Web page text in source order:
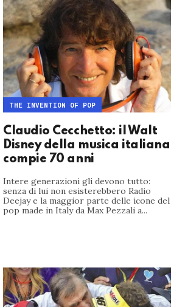
Claudio Cecchetto: il Walt
Disney della musica italiana
compie 70 anni
Intere generazioni gli devono tutto:
senza di lui non esisterebbero Radio
Deejay e la maggior parte delle icone del
pop made in Italy da Max Pezzali a...
THE INVENTION OF POP